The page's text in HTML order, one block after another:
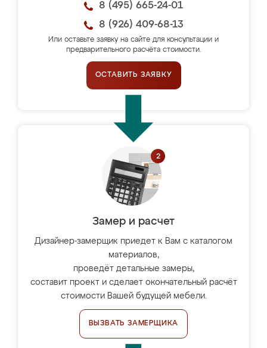
8 (495) 665-24-01
8 (926) 409-68-13
Или оставьте заявку на сайте для консультации и
предварительного расчёта стоимости.
ОСТАВИТЬ ЗАЯВКУ
Замер и расчет
Дизайнер-замерщик приедет к Вам с каталогом
материалов,
проведёт детальные замеры,
составит проект и сделает окончательный расчёт
стоимости Вашей будущей мебели.
ВЫЗВАТЬ ЗАМЕРЩИКА